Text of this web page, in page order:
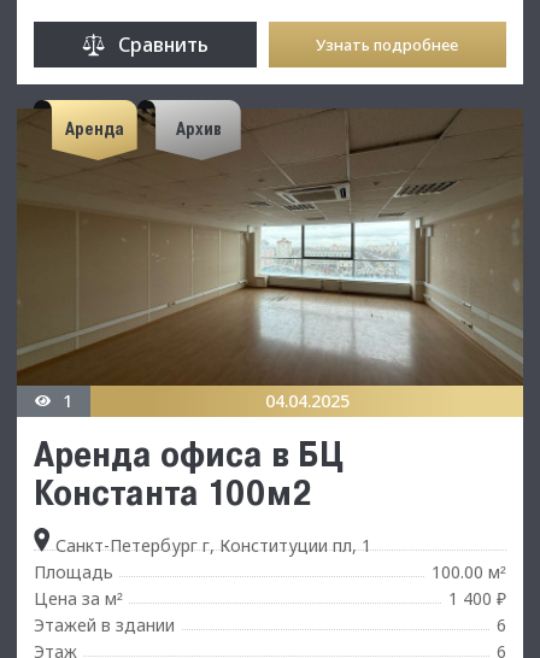
Сравнить Узнать подробнее
Аренда Архив
1 04.04.2025
Аренда офиса в БЦ
Константа 100м2
Санкт-Петербург г, Конституции пл, 1
Площадь
100.00 м²
Цена за м²
1 400 ₽
Этажей в здании
6
Этаж
6